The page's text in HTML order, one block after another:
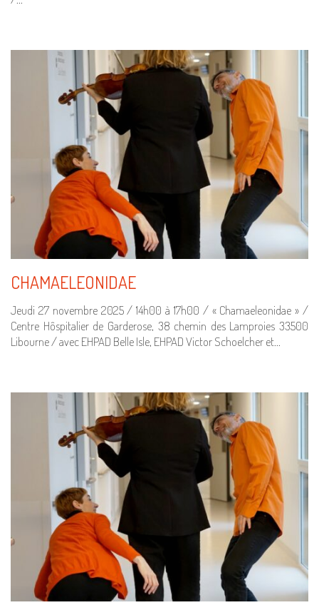
CHAMAELEONIDAE
Jeudi 27 novembre 2025 / 14h00 à 17h00 / « Chamaeleonidae » /
Centre Hôspitalier de Garderose, 38 chemin des Lamproies 33500
Libourne / avec EHPAD Belle Isle, EHPAD Victor Schoelcher et…